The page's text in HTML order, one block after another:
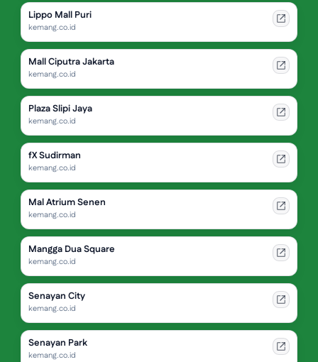
Lippo Mall Puri
kemang.co.id
Mall Ciputra Jakarta
kemang.co.id
Plaza Slipi Jaya
kemang.co.id
fX Sudirman
kemang.co.id
Mal Atrium Senen
kemang.co.id
Mangga Dua Square
kemang.co.id
Senayan City
kemang.co.id
Senayan Park
kemang.co.id